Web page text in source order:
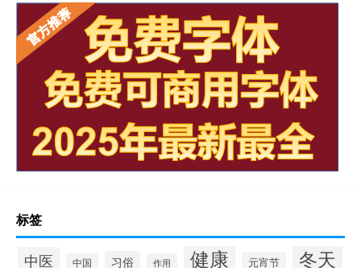
标签
中医 中国 习俗 作用 健康 元宵节 冬天